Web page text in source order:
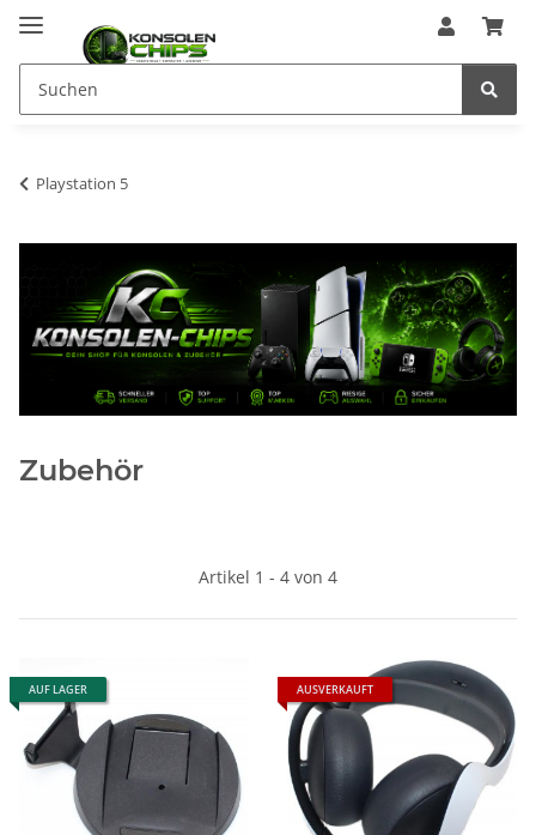
Playstation 5
Zubehör
Artikel 1 - 4 von 4
AUF LAGER AUSVERKAUFT